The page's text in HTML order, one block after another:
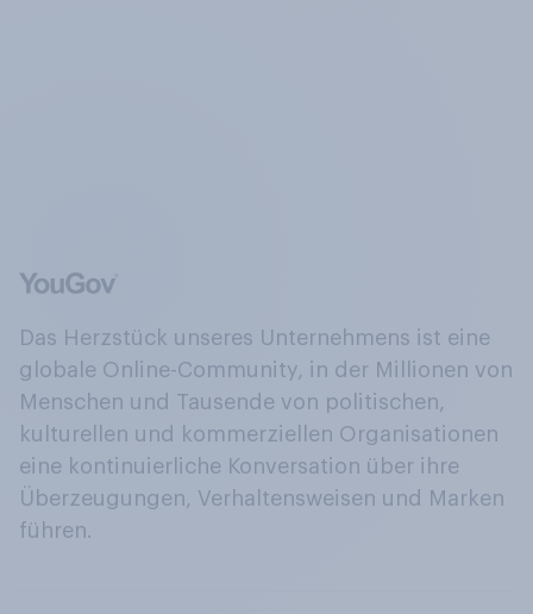
Das Herzstück unseres Unternehmens ist eine
globale Online-Community, in der Millionen von
Menschen und Tausende von politischen,
kulturellen und kommerziellen Organisationen
eine kontinuierliche Konversation über ihre
Überzeugungen, Verhaltensweisen und Marken
führen.